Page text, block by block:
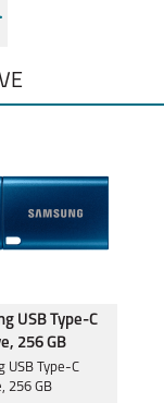
USB Type-C
256 GB
USB Type-C
256 GB